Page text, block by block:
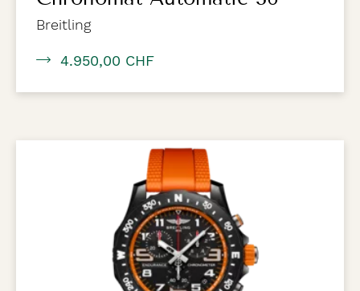
Breitling
4.950,00 CHF